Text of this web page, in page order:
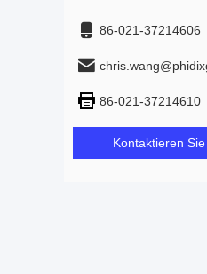
86-021-37214606
86-021-37214610
Kontaktieren